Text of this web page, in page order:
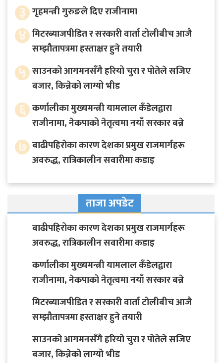
३ गृहमन्त्री गुरुङले दिए राजीनामा
४ मिटरब्याजपीडित र सरकारी वार्ता टोलीबीच आजै
सम्झौतापत्रमा हस्ताक्षर हुने तयारी
५ साउनको आगमनसँगै हरियो चुरा र पोतेले सजिए
बजार, किन्नेको लाग्यो भीड
६ कर्णालीका मुख्यमन्त्री यामलाल कँडेलद्वारा
राजीनामा, नेकपाको नेतृत्वमा नयाँ सरकार बन्ने
७ बाढीपहिरोका कारण देशका प्रमुख राजमार्गहरू
अवरुद्ध, रात्रिकालीन सवारीमा कडाइ
ताजा अपडेट
बाढीपहिरोका कारण देशका प्रमुख राजमार्गहरू
अवरुद्ध, रात्रिकालीन सवारीमा कडाइ
कर्णालीका मुख्यमन्त्री यामलाल कँडेलद्वारा
राजीनामा, नेकपाको नेतृत्वमा नयाँ सरकार बन्ने
मिटरब्याजपीडित र सरकारी वार्ता टोलीबीच आजै
सम्झौतापत्रमा हस्ताक्षर हुने तयारी
साउनको आगमनसँगै हरियो चुरा र पोतेले सजिए
बजार, किन्नेको लाग्यो भीड